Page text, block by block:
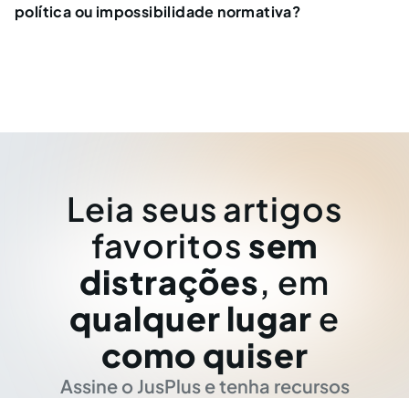
política ou impossibilidade normativa?
Leia seus artigos
favoritos sem
distrações, em
qualquer lugar e
como quiser
Assine o JusPlus e tenha recursos